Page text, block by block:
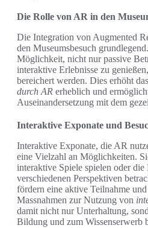
Die Rolle von AR in den
Die Integration von Augmented
den Museumsbesuch
Möglichkeit, nicht nur passive
interaktive Erlebnisse zu
bereichert werden. Dies erhöht das
durch AR erheblich und
Auseinandersetzung mit dem
Interaktive Exponate und
Interaktive Exponate, die AR
eine Vielzahl an Möglichkeiten.
interaktive Spiele spielen oder die
verschiedenen Perspektiven
fördern eine aktive Teilnahme
Massnahmen zur Nutzung von
damit nicht nur Unterhaltung,
Bildung und zum Wissenserwerb